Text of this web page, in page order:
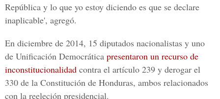
República y lo que yo estoy diciendo es que se declare
inaplicable', agregó.
En diciembre de 2014, 15 diputados nacionalistas y uno
de Unificación Democrática presentaron un recurso de
inconstitucionalidad contra el artículo 239 y derogar el
330 de la Constitución de Honduras, ambos relacionados
con la reeleción presidencial.